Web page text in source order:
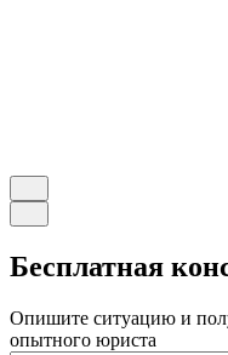
Бесплатная
Опишите ситуацию и
опытного юриста